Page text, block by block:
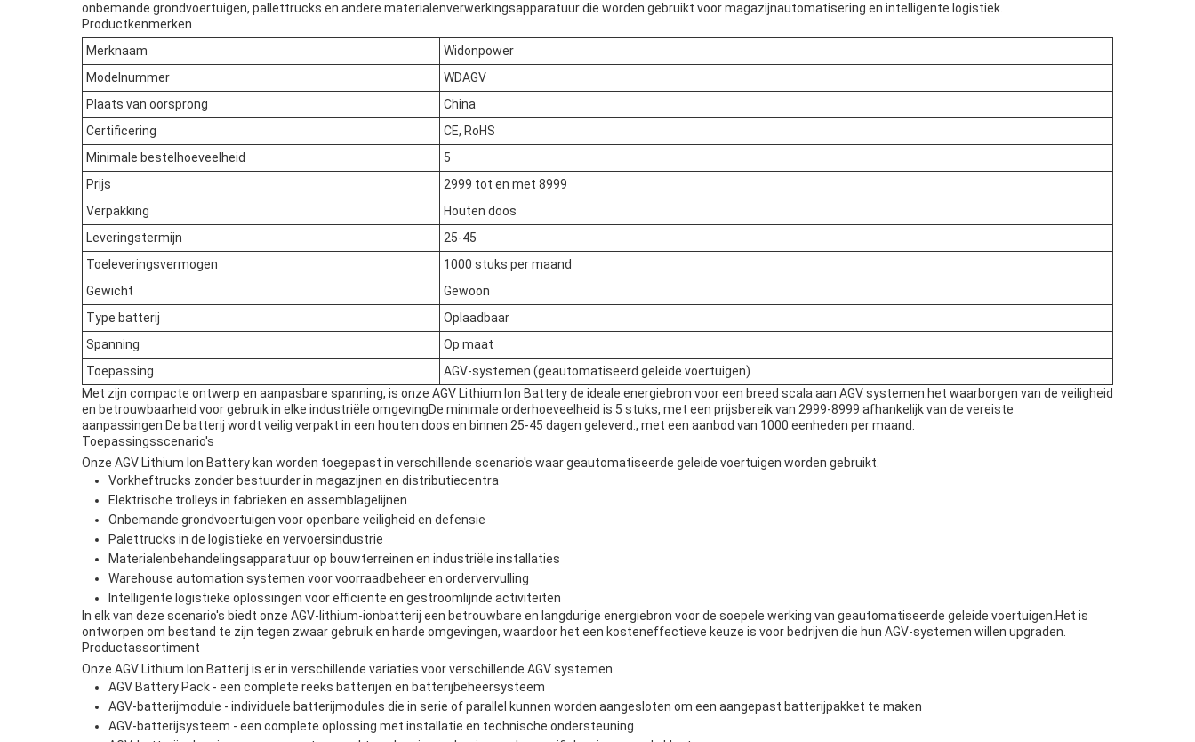
onbemande grondvoertuigen, pallettrucks en andere materialenverwerkingsapparatuur die worden gebruikt voor magazijnautomatisering en intelligente logistiek.
Productkenmerken
Merknaam
Widonpower
Modelnummer
WDAGV
Plaats van oorsprong
China
Certificering
CE, RoHS
Minimale bestelhoeveelheid
5
Prijs
2999 tot en met 8999
Verpakking
Houten doos
Leveringstermijn
25-45
Toeleveringsvermogen
1000 stuks per maand
Gewicht
Gewoon
Type batterij
Oplaadbaar
Spanning
Op maat
Toepassing
AGV-systemen (geautomatiseerd geleide voertuigen)
Met zijn compacte ontwerp en aanpasbare spanning, is onze AGV Lithium Ion Battery de ideale energiebron voor een breed scala aan AGV systemen.het waarborgen van de veiligheid
en betrouwbaarheid voor gebruik in elke industriële omgevingDe minimale orderhoeveelheid is 5 stuks, met een prijsbereik van 2999-8999 afhankelijk van de vereiste
aanpassingen.De batterij wordt veilig verpakt in een houten doos en binnen 25-45 dagen geleverd., met een aanbod van 1000 eenheden per maand.
Toepassingsscenario's
Onze AGV Lithium Ion Battery kan worden toegepast in verschillende scenario's waar geautomatiseerde geleide voertuigen worden gebruikt.
Vorkheftrucks zonder bestuurder in magazijnen en distributiecentra
Elektrische trolleys in fabrieken en assemblagelijnen
Onbemande grondvoertuigen voor openbare veiligheid en defensie
Palettrucks in de logistieke en vervoersindustrie
Materialenbehandelingsapparatuur op bouwterreinen en industriële installaties
Warehouse automation systemen voor voorraadbeheer en ordervervulling
Intelligente logistieke oplossingen voor efficiënte en gestroomlijnde activiteiten
In elk van deze scenario's biedt onze AGV-lithium-ionbatterij een betrouwbare en langdurige energiebron voor de soepele werking van geautomatiseerde geleide voertuigen.Het is
ontworpen om bestand te zijn tegen zwaar gebruik en harde omgevingen, waardoor het een kosteneffectieve keuze is voor bedrijven die hun AGV-systemen willen upgraden.
Productassortiment
Onze AGV Lithium Ion Batterij is er in verschillende variaties voor verschillende AGV systemen.
AGV Battery Pack - een complete reeks batterijen en batterijbeheersysteem
AGV-batterijmodule - individuele batterijmodules die in serie of parallel kunnen worden aangesloten om een aangepast batterijpakket te maken
AGV-batterijsysteem - een complete oplossing met installatie en technische ondersteuning